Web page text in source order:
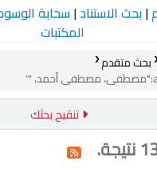
بحث الاستناد سحابة الوسوم
المكتبات
بحث متقدم
تنقيح بحثك